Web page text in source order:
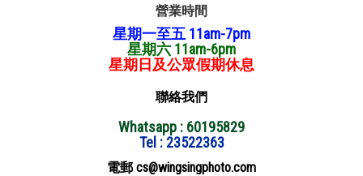
營業時間
星期一至五 11am-7pm
星期六 11am-6pm
星期日及公眾假期休息
聯絡我們
Whatsapp : 60195829
Tel : 23522363
電郵 cs@wingsingphoto.com